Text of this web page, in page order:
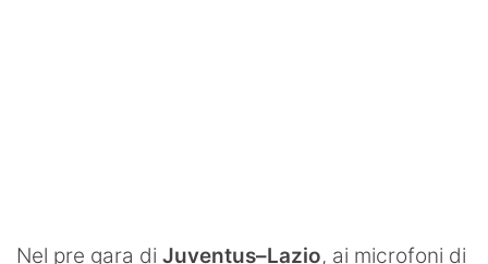
Nel pre gara di Juventus–Lazio, ai microfoni di